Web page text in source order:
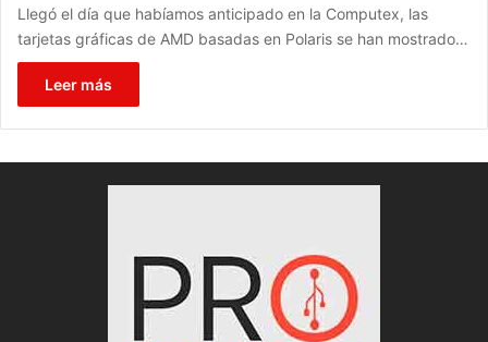
Llegó el día que habíamos anticipado en la Computex, las
tarjetas gráficas de AMD basadas en Polaris se han mostrado…
Leer más